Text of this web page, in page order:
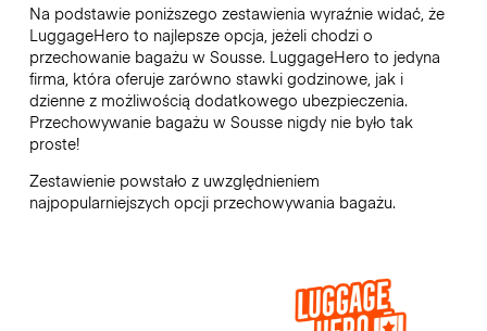
Na podstawie poniższego zestawienia wyraźnie widać, że
LuggageHero to najlepsze opcja, jeżeli chodzi o
przechowanie bagażu w Sousse. LuggageHero to jedyna
firma, która oferuje zarówno stawki godzinowe, jak i
dzienne z możliwością dodatkowego ubezpieczenia.
Przechowywanie bagażu w Soussenigdy nie było tak
proste!
Zestawienie powstało z uwzględnieniem
najpopularniejszych opcji przechowywania bagażu.